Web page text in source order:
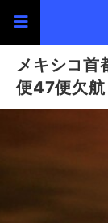
メキシコ首
便47便欠航